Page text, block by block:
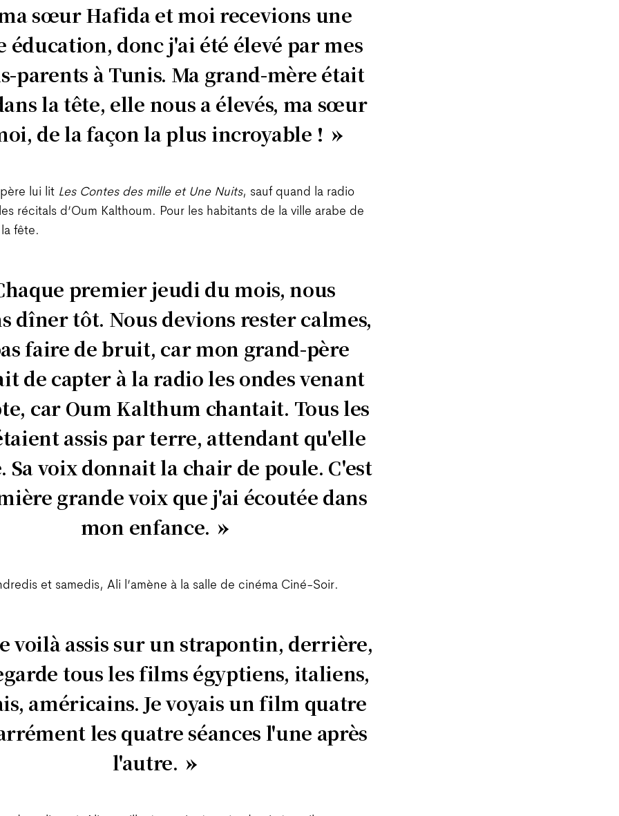
sœur Hafida et moi recevions une
éducation, donc j'ai été élevé par mes
parents à Tunis. Ma grand-mère était
la tête, elle nous a élevés, ma sœur
de la façon la plus incroyable !
lui lit Les Contes des mille et Une Nuits, sauf quand la radio
récitals d’Oum Kalthoum. Pour les habitants de la ville arabe de
la fête.
premier jeudi du mois, nous
dîner tôt. Nous devions rester calmes,
faire de bruit, car mon grand-père
de capter à la radio les ondes venant
car Oum Kalthum chantait. Tous les
assis par terre, attendant qu'elle
Sa voix donnait la chair de poule. C'est
grande voix que j'ai écoutée dans
mon enfance.
et samedis, Ali l’amène à la salle de cinéma Ciné-Soir.
voilà assis sur un strapontin, derrière,
tous les films égyptiens, italiens,
américains. Je voyais un film quatre
les quatre séances l'une après
l'autre.